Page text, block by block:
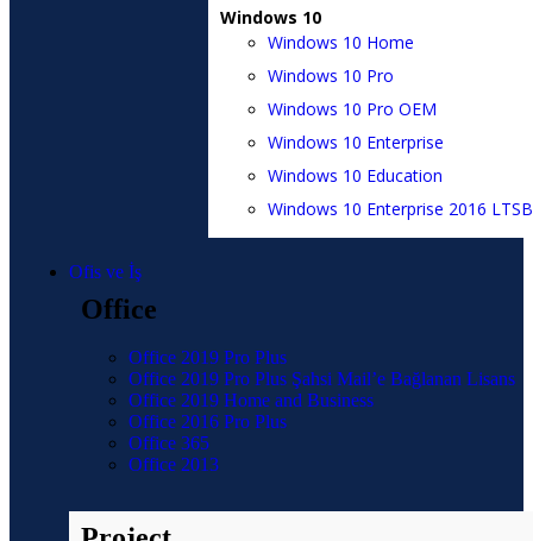
Windows 10
Windows 10 Home
Windows 10 Pro
Windows 10 Pro OEM
Windows 10 Enterprise
Windows 10 Education
Windows 10 Enterprise 2016 LTSB
Ofis ve İş
Office
Office 2019 Pro Plus
Office 2019 Pro Plus Şahsi Mail’e Bağlanan Lisans
Office 2019 Home and Business
Office 2016 Pro Plus
Office 365
Office 2013